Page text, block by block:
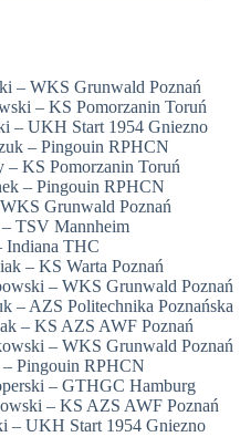
– WKS Grunwald Poznań
– KS Pomorzanin Toruń
– UKH Start 1954 Gniezno
– Pingouin RPHCN
– KS Pomorzanin Toruń
– Pingouin RPHCN
Grunwald Poznań
TSV Mannheim
Indiana THC
– KS Warta Poznań
– WKS Grunwald Poznań
– AZS Politechnika Poznańska
– KS AZS AWF Poznań
– WKS Grunwald Poznań
Pingouin RPHCN
– GTHGC Hamburg
– KS AZS AWF Poznań
– UKH Start 1954 Gniezno